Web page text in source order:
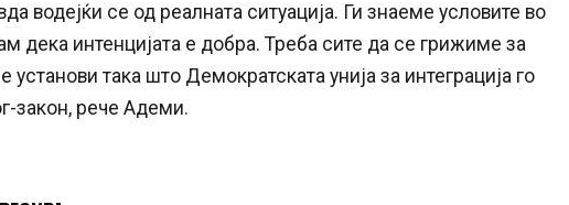
водејќи се од реалната ситуација. Ги знаеме условите во
дека интенцијата е добра. Треба сите да се грижиме за
установи така што Демократската унија за интеграција го
закон, рече Адеми.